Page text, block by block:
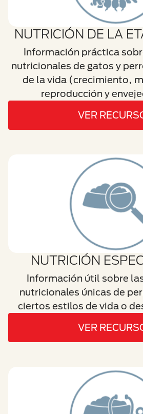
NUTRICIÓN DE LA
Información práctica
nutricionales de gatos y
de la vida (crecimiento,
reproducción y
VER
NUTRICIÓN
Información útil sobre
nutricionales únicas de
ciertos estilos de vida o
VER